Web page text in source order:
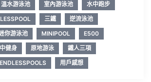
溫水游泳池 室內游泳池
水中跑步
三鐵
逆流泳池
你游泳池 MINIPOOL
E500
健身 原地游泳
鐵人三項
ENDLESSPOOLS 用戶感想